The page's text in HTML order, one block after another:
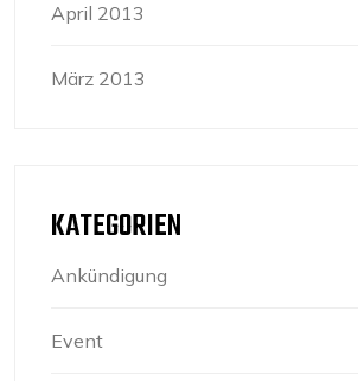
April 2013
März 2013
KATEGORIEN
Ankündigung
Event